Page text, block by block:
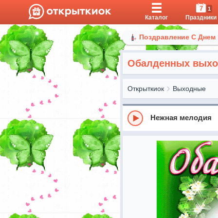
Каталог
7 1
Праздники
Поздравление С
Обалденных
Открыткиок Выходные
Нежная мелодия